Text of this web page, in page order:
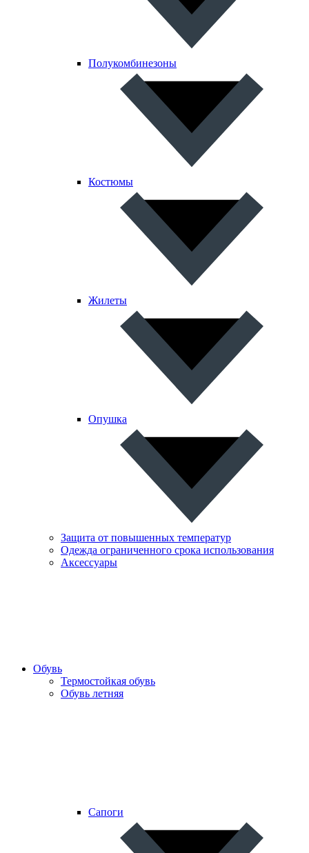
Полукомбинезоны
Костюмы
Жилеты
Опушка
Защита от повышенных температур
Одежда ограниченного срока использования
Аксессуары
Обувь
Термостойкая обувь
Обувь летняя
Сапоги